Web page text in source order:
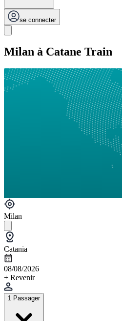
se connecter
Milan à Catane Train
Milan
Catania
08/08/2026
+ Revenir
1 Passager